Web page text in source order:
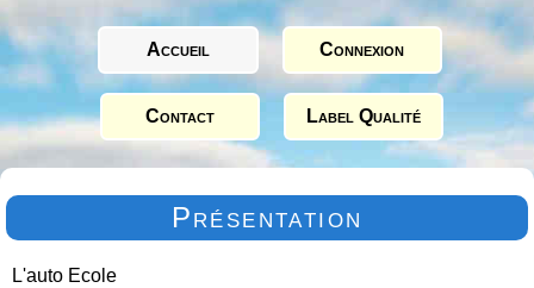
Accueil Connexion
Contact Label Qualité
Présentation
L'auto Ecole